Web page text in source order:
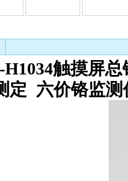
触摸屏
定 六价铬监测